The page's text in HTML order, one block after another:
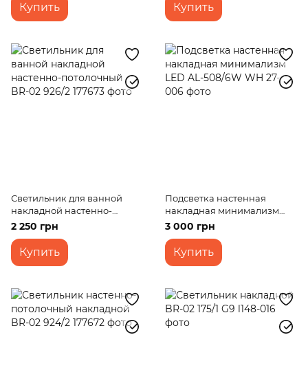
Купить Купить
Светильник для ванной
накладной настенно-
потолочный BR-02 926/2
2 250 грн
Купить
Подсветка настенная
накладная минимализм
LED AL-508/6W WH
3 000 грн
Купить